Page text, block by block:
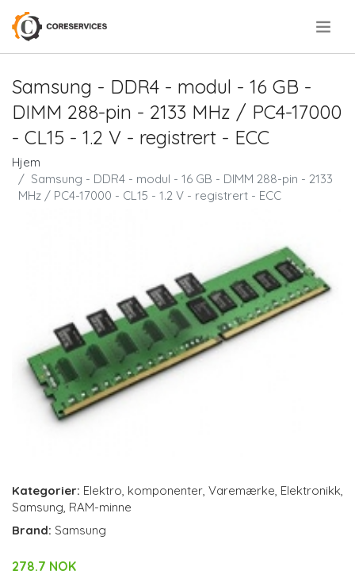
Samsung - DDR4 - modul - 16 GB -
DIMM 288-pin - 2133 MHz / PC4-17000
- CL15 - 1.2 V - registrert - ECC
Hjem
Samsung - DDR4 - modul - 16 GB - DIMM 288-pin - 2133
MHz / PC4-17000 - CL15 - 1.2 V - registrert - ECC
Kategorier: Elektro komponenter Varemærke Elektronikk
Samsung RAM-minne
Brand: Samsung
278.7 NOK